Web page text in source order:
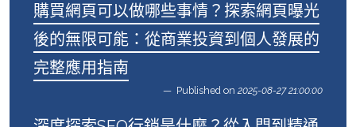
購買網頁可以做哪些事情？探索網頁曝光
後的無限可能：從商業投資到個人發展的
完整應用指南
Published on 2025-08-27 21:00:00